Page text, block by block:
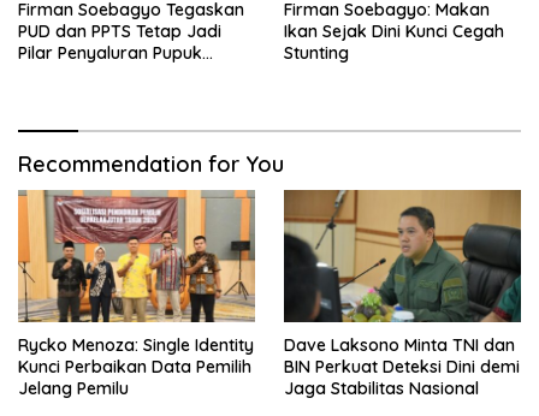
Firman Soebagyo Tegaskan
PUD dan PPTS Tetap Jadi
Pilar Penyaluran Pupuk
Firman Soebagyo: Makan
Ikan Sejak Dini Kunci Cegah
Stunting
Recommendation for You
Rycko Menoza: Single Identity
Kunci Perbaikan Data Pemilih
Jelang Pemilu
Dave Laksono Minta TNI dan
BIN Perkuat Deteksi Dini demi
Jaga Stabilitas Nasional